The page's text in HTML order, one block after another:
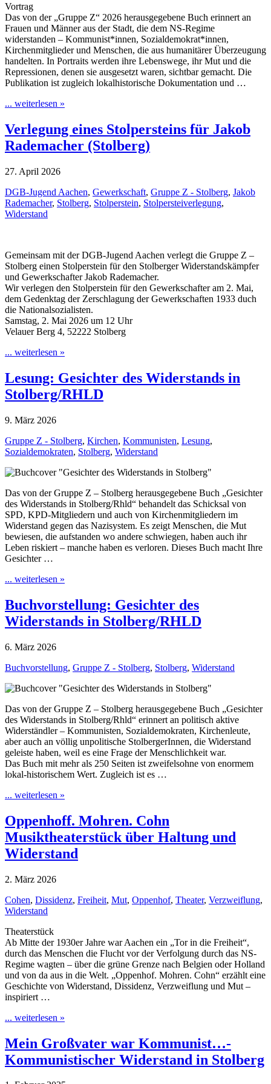
Vortrag
Das von der „Gruppe Z“ 2026 herausgegebene Buch erinnert an
Frauen und Männer aus der Stadt, die dem NS-Regime
widerstanden – Kommunist*innen, Sozialdemokrat*innen,
Kirchenmitglieder und Menschen, die aus humanitärer Überzeugung
handelten. In Portraits werden ihre Lebenswege, ihr Mut und die
Repressionen, denen sie ausgesetzt waren, sichtbar gemacht. Die
Publikation ist zugleich lokalhistorische Dokumentation und …
... weiterlesen »
Verlegung eines Stolpersteins für Jakob
Rademacher (Stolberg)
27. April 2026
DGB-Jugend Aachen, Gewerkschaft, Gruppe Z - Stolberg, Jakob
Rademacher, Stolberg, Stolperstein, Stolpersteiverlegung,
Widerstand
Gemeinsam mit der DGB-Jugend Aachen verlegt die Gruppe Z –
Stolberg einen Stolperstein für den Stolberger Widerstandskämpfer
und Gewerkschafter Jakob Rademacher.
Wir verlegen den Stolperstein für den Gewerkschafter am 2. Mai,
dem Gedenktag der Zerschlagung der Gewerkschaften 1933 duch
die Nationalsozialisten.
Samstag, 2. Mai 2026 um 12 Uhr
Velauer Berg 4, 52222 Stolberg
... weiterlesen »
Lesung: Gesichter des Widerstands in
Stolberg/RHLD
9. März 2026
Gruppe Z - Stolberg, Kirchen, Kommunisten, Lesung,
Sozialdemokraten, Stolberg, Widerstand
Das von der Gruppe Z – Stolberg herausgegebene Buch „Gesichter
des Widerstands in Stolberg/Rhld“ behandelt das Schicksal von
SPD, KPD-Mitgliedern und auch von Kirchenmitgliedern im
Widerstand gegen das Nazisystem. Es zeigt Menschen, die Mut
bewiesen, die aufstanden wo andere schwiegen, haben auch ihr
Leben riskiert – manche haben es verloren. Dieses Buch macht Ihre
Gesichter …
... weiterlesen »
Buchvorstellung: Gesichter des
Widerstands in Stolberg/RHLD
6. März 2026
Buchvorstellung, Gruppe Z - Stolberg, Stolberg, Widerstand
Das von der Gruppe Z – Stolberg herausgegebene Buch „Gesichter
des Widerstands in Stolberg/Rhld“ erinnert an politisch aktive
Widerständler – Kommunisten, Sozialdemokraten, Kirchenleute,
aber auch an völlig unpolitische StolbergerInnen, die Widerstand
geleiste haben, weil es eine Frage der Menschlichkeit war.
Das Buch mit mehr als 250 Seiten ist zweifelsohne von enormem
lokal-historischem Wert. Zugleich ist es …
... weiterlesen »
Oppenhoff. Mohren. Cohn
Musiktheaterstück über Haltung und
Widerstand
2. März 2026
Cohen, Dissidenz, Freiheit, Mut, Oppenhof, Theater, Verzweiflung,
Widerstand
Theaterstück
Ab Mitte der 1930er Jahre war Aachen ein „Tor in die Freiheit“,
durch das Menschen die Flucht vor der Verfolgung durch das NS-
Regime wagten – über die grüne Grenze nach Belgien oder Holland
und von da aus in die Welt. „Oppenhof. Mohren. Cohn“ erzählt eine
Geschichte von Widerstand, Dissidenz, Verzweiflung und Mut –
inspiriert …
... weiterlesen »
Mein Großvater war Kommunist…-
Kommunistischer Widerstand in Stolberg